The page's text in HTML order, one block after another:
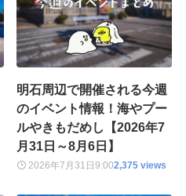
明石周辺で開催される今週
のイベント情報！海やプー
ルやきもだめし【2026年7
月31日～8月6日】
2026年7月31日9:002,375 views